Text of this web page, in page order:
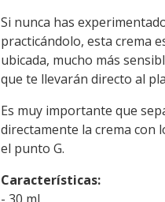
Si nunca has
practicándolo, esta crema
ubicada, mucho más
que te llevarán directo al
Es muy importante que
directamente la crema con
el punto G.
Características: